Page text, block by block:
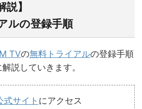
説】
ルの登録手順
TVの無料トライアルの登録手順
説していきます。
サイト にアクセス